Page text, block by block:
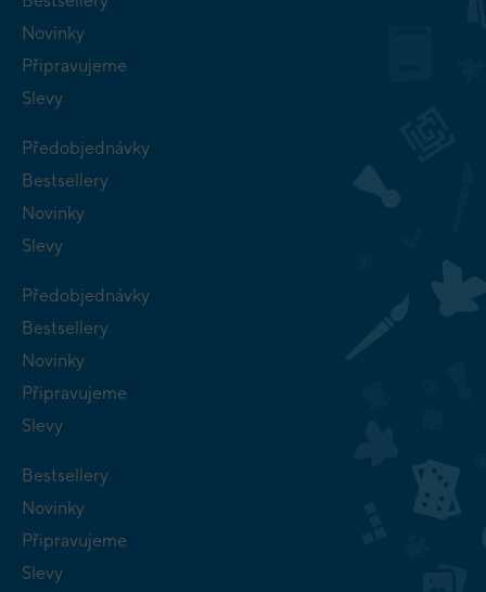
Novinky
Připravujeme
Slevy
Předobjednávky
Bestsellery
Novinky
Slevy
Předobjednávky
Bestsellery
Novinky
Připravujeme
Slevy
Bestsellery
Novinky
Připravujeme
Slevy